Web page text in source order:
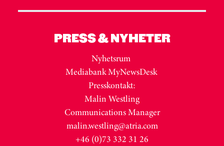
PRESS & NYHETER
Nyhetsrum
Mediabank MyNewsDesk
Presskontakt:
Malin Westling
Communications Manager
malin.westling@atria.com
+46 (0)73 332 31 26